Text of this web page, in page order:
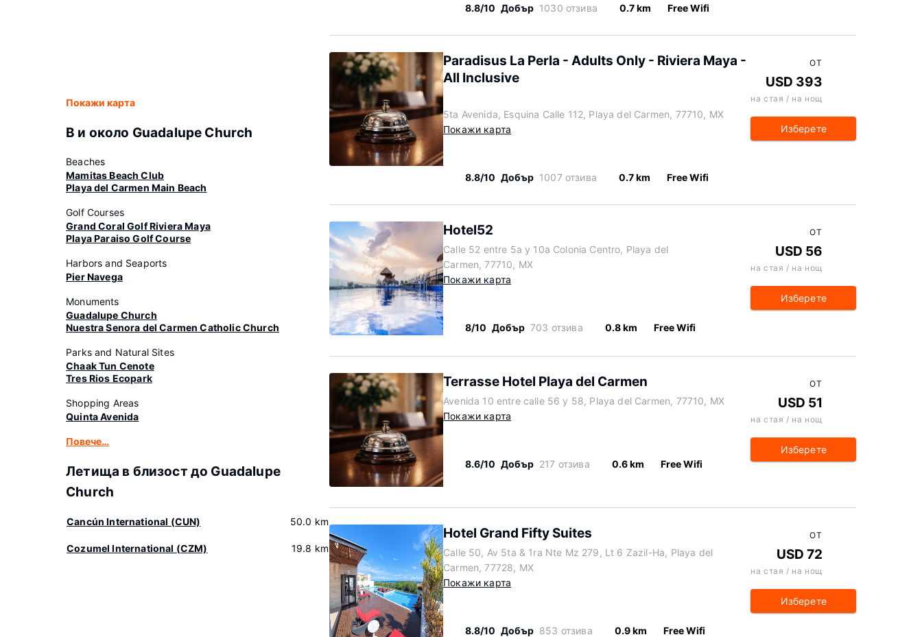
Покажи карта
В и около Guadalupe Church
Beaches
Mamitas Beach Club
Playa del Carmen Main Beach
Golf Courses
Grand Coral Golf Riviera Maya
Playa Paraiso Golf Course
Harbors and Seaports
Pier Navega
Monuments
Guadalupe Church
Nuestra Senora del Carmen Catholic Church
Parks and Natural Sites
Chaak Tun Cenote
Tres Rios Ecopark
Shopping Areas
Quinta Avenida
Повече…
Летища в близост до Guadalupe
Church
Cancún International (CUN) 50.0 km
Cozumel International (CZM) 19.8 km
8.8/10 Добър 1030 отзива 0.7 km Free Wifi
Paradisus La Perla - Adults Only - Riviera Maya -
All Inclusive
5ta Avenida, Esquina Calle 112, Playa del Carmen, 77710, MX
Покажи карта
8.8/10 Добър 1007 отзива 0.7 km Free Wifi
ОТ
USD 393
на стая / на нощ
Изберете
Hotel52
Calle 52 entre 5a y 10a Colonia Centro, Playa del
Carmen, 77710, MX
Покажи карта
8/10 Добър 703 отзива 0.8 km Free Wifi
ОТ
USD 56
на стая / на нощ
Изберете
Terrasse Hotel Playa del Carmen
Avenida 10 entre calle 56 y 58, Playa del Carmen, 77710, MX
Покажи карта
8.6/10 Добър 217 отзива 0.6 km Free Wifi
ОТ
USD 51
на стая / на нощ
Изберете
Hotel Grand Fifty Suites
Calle 50, Av 5ta & 1ra Nte Mz 279, Lt 6 Zazil-Ha, Playa del
Carmen, 77728, MX
Покажи карта
8.8/10 Добър 853 отзива 0.9 km Free Wifi
ОТ
USD 72
на стая / на нощ
Изберете